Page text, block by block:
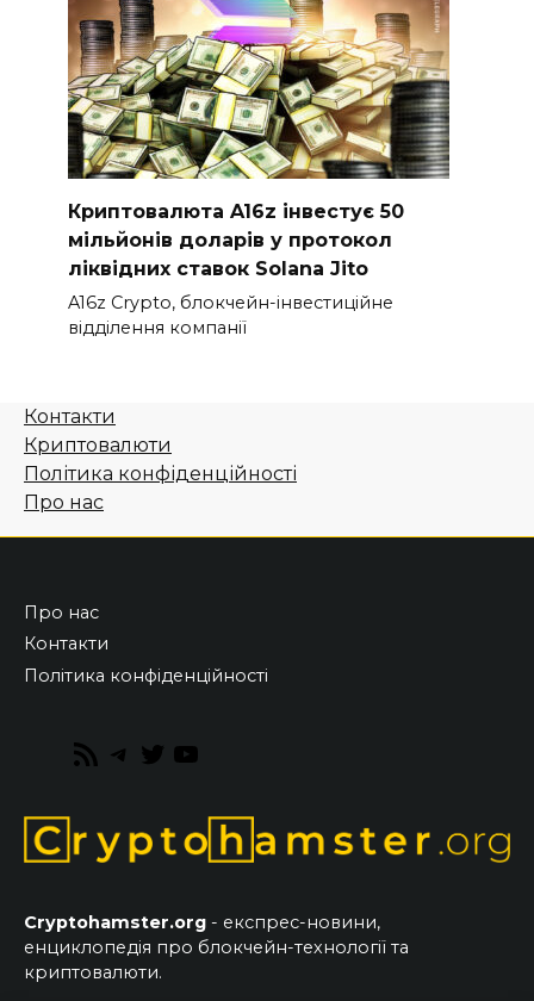
Криптовалюта A16z інвестує 50
мільйонів доларів у протокол
ліквідних ставок Solana Jito
A16z Crypto, блокчейн-інвестиційне
відділення компанії
Контакти
Криптовалюти
Політика конфіденційності
Про нас
Про нас
Контакти
Політика конфіденційності
RSS
Telegram
Twitter
Cryptohamster.org - експрес-новини,
енциклопедія про блокчейн-технології та
криптовалюти.